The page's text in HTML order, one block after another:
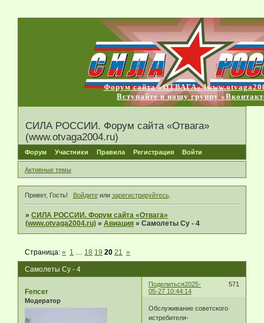
Форум сайта «ОТВАГА»
Вступайте в нашу группу
СИЛА РОССИИ. Форум сайта «Отвага»
(www.otvaga2004.ru)
Форум Участники Правила Регистрация Войти
Активные темы
Привет, Гость! Войдитеили зарегистрируйтесь.
»СИЛА РОССИИ. Форум сайта «Отвага»
(www.otvaga2004.ru) »Авиация »Самолеты Су - 4
Самолеты Су - 4
Страница:« 1 18 19 20 21 »
Поделиться 571
2025-
05-27 10:44:14
Fencer
Модератор
Обслуживание советского
истребителя-